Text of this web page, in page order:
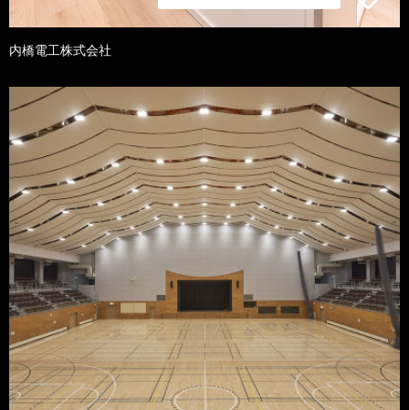
内橋電工株式会社